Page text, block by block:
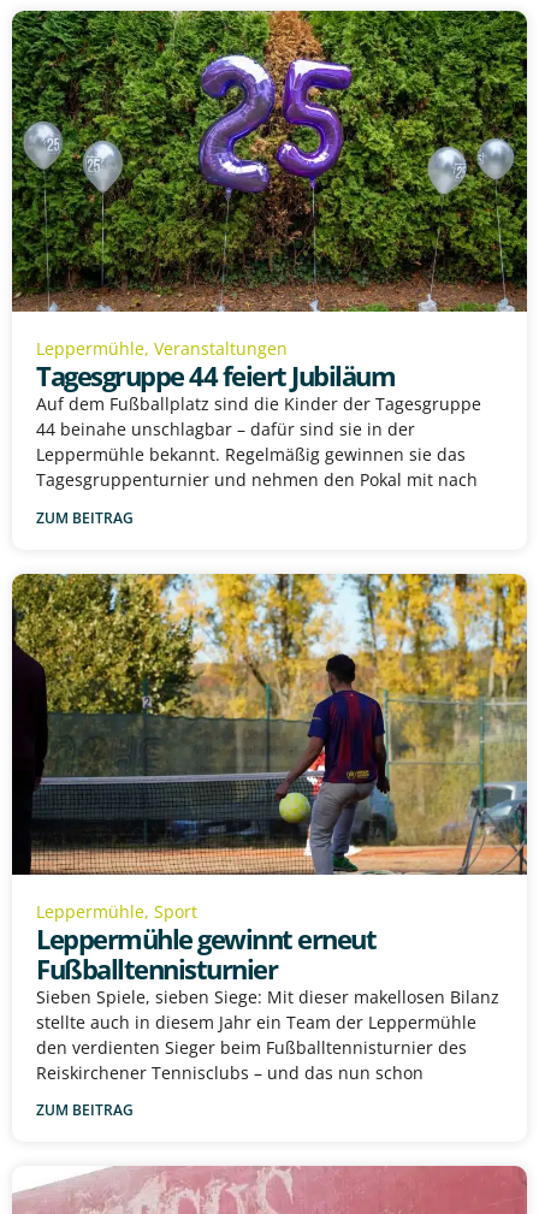
Leppermühle, Veranstaltungen
Tagesgruppe 44 feiert Jubiläum
Auf dem Fußballplatz sind die Kinder der Tagesgruppe
44 beinahe unschlagbar – dafür sind sie in der
Leppermühle bekannt. Regelmäßig gewinnen sie das
Tagesgruppenturnier und nehmen den Pokal mit nach
ZUM BEITRAG
Leppermühle, Sport
Leppermühle gewinnt erneut
Fußballtennisturnier
Sieben Spiele, sieben Siege: Mit dieser makellosen Bilanz
stellte auch in diesem Jahr ein Team der Leppermühle
den verdienten Sieger beim Fußballtennisturnier des
Reiskirchener Tennisclubs – und das nun schon
ZUM BEITRAG